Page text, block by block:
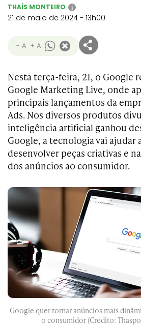
THAÍS MONTEIRO i
21 de maio de 2024 - 13h00
- A + A
Nesta terça-feira, 21, o Google
Google Marketing Live, onde
principais lançamentos da
Ads. Nos diversos produtos
inteligência artificial ganhou
Google, a tecnologia vai ajudar
desenvolver peças criativas e
dos anúncios ao consumidor.
Google quer tornar anúncios mais
o consumidor (Crédito: